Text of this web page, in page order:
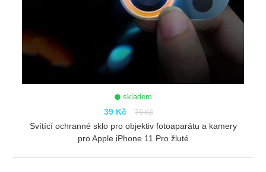
skladem
39 Kč 79 Kč
Svítící ochranné sklo pro objektiv fotoaparátu a kamery
pro Apple iPhone 11 Pro žluté